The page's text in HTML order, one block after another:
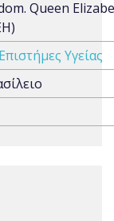
Queen
Υγείας